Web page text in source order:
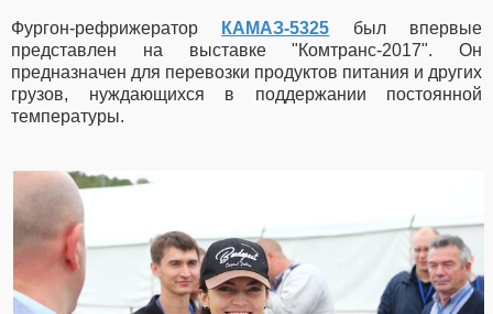
Фургон-рефрижератор КАМАЗ-5325 был впервые
представлен на выставке "Комтранс-2017". Он
предназначен для перевозки продуктов питания и других
грузов, нуждающихся в поддержании постоянной
температуры.